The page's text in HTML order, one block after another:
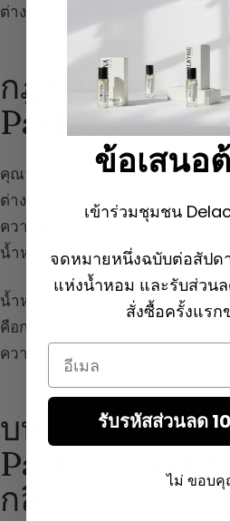
ต่าง จนกว่าคุณจะพบน้ำหอมที่กระ
กฎระเบียบสำหรั
Parfum
คุณจะสังเกตเห็นว่าแต่ละผลิตภัณ
ต่างกันมาก แท้จริงแล้ว ไม่มีกฎระเ
ความอยู่ทนและคุณภาพของสเมลเ
น้ำหอมถูกจัดเรียงอย่างสมบูรณ์แ
น้ำหอมที่เข้มข้นมากอาจอยู่ได้นาน
คือการจัดเรียงของกลิ่นต่างๆ ที่จะ
ความอยู่ทน
บทบาทของ Eau
Parfum และมร
กลิ่น
ข้อเสนอ
เข้าร่วมชุมชน
จดหมายหนึ่งฉบับต่อสัปด
แห่งน้ำหอม และรับส่วนล
สั่งซื้อครั้งแร
Email
รับรหัสส่วนลด
ไม่ ขอบ